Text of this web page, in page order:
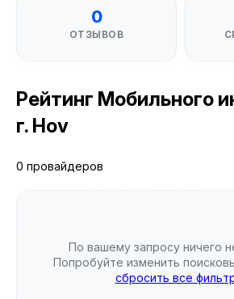
0
ОТЗЫВОВ
Рейтинг Мобильного
г. Hov
0 провайдеров
По вашему запросу ничего
Попробуйте изменить
сбросить все